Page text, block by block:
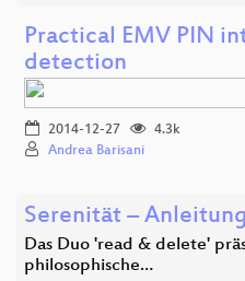
Practical EMV PIN
detection
2014-12-27
4.3k
Andrea Barisani
Serenität –
Das Duo 'read & delete'
philosophische…